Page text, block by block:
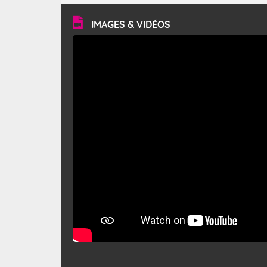
vitesse moyenne de 50 km/h et atteindre 80 à 100 km/h
en rafales, parfois davantage. Il parcourt la basse vallée
du Rhône et la Provence et envahit le littoral
méditerranéen à partir de la Camargue.
IMAGES & VIDÉOS